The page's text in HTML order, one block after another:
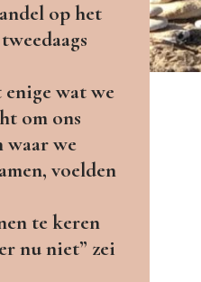
op het
wat we
om ons
waar we
voelden
te keren
nu niet” zei